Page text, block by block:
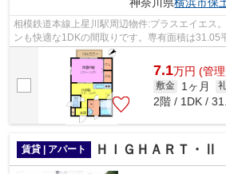
神奈川県横浜市保
相模鉄道本線上星川駅周辺物件:プラスエイエス
ンも快適な1DKの間取りです。専有面積は31.05
サポートも充実したアパート物件。通勤...
7.1万円 (管
敷金 1ヶ月
2階 / 1DK /
賃貸 | アパート ＨＩＧＨＡＲＴ・Ⅱ